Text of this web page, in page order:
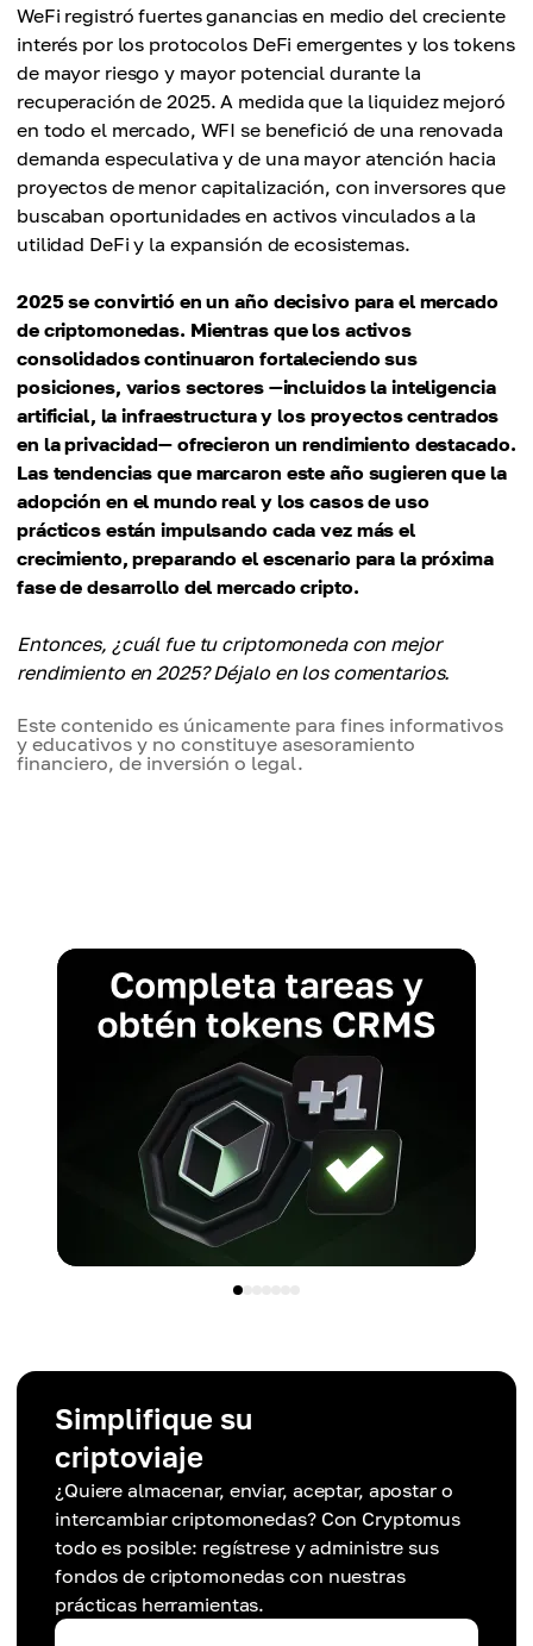
WeFi registró fuertes ganancias en medio del creciente
interés por los protocolos DeFi emergentes y los tokens
de mayor riesgo y mayor potencial durante la
recuperación de 2025. A medida que la liquidez mejoró
en todo el mercado, WFI se benefició de una renovada
demanda especulativa y de una mayor atención hacia
proyectos de menor capitalización, con inversores que
buscaban oportunidades en activos vinculados a la
utilidad DeFi y la expansión de ecosistemas.
2025 se convirtió en un año decisivo para el mercado
de criptomonedas. Mientras que los activos
consolidados continuaron fortaleciendo sus
posiciones, varios sectores —incluidos la inteligencia
artificial, la infraestructura y los proyectos centrados
en la privacidad— ofrecieron un rendimiento destacado.
Las tendencias que marcaron este año sugieren que la
adopción en el mundo real y los casos de uso
prácticos están impulsando cada vez más el
crecimiento, preparando el escenario para la próxima
fase de desarrollo del mercado cripto.
Entonces, ¿cuál fue tu criptomoneda con mejor
rendimiento en 2025? Déjalo en los comentarios.
Este contenido es únicamente para fines informativos
y educativos y no constituye asesoramiento
financiero, de inversión o legal.
Simplifique su
criptoviaje
¿Quiere almacenar, enviar, aceptar, apostar o
intercambiar criptomonedas? Con Cryptomus
todo es posible: regístrese y administre sus
fondos de criptomonedas con nuestras
prácticas herramientas.